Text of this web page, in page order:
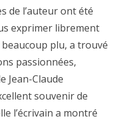
de l’auteur ont été
exprimer librement
plu, a trouvé
passionnées,
Jean-Claude
souvenir de
l’écrivain a montré